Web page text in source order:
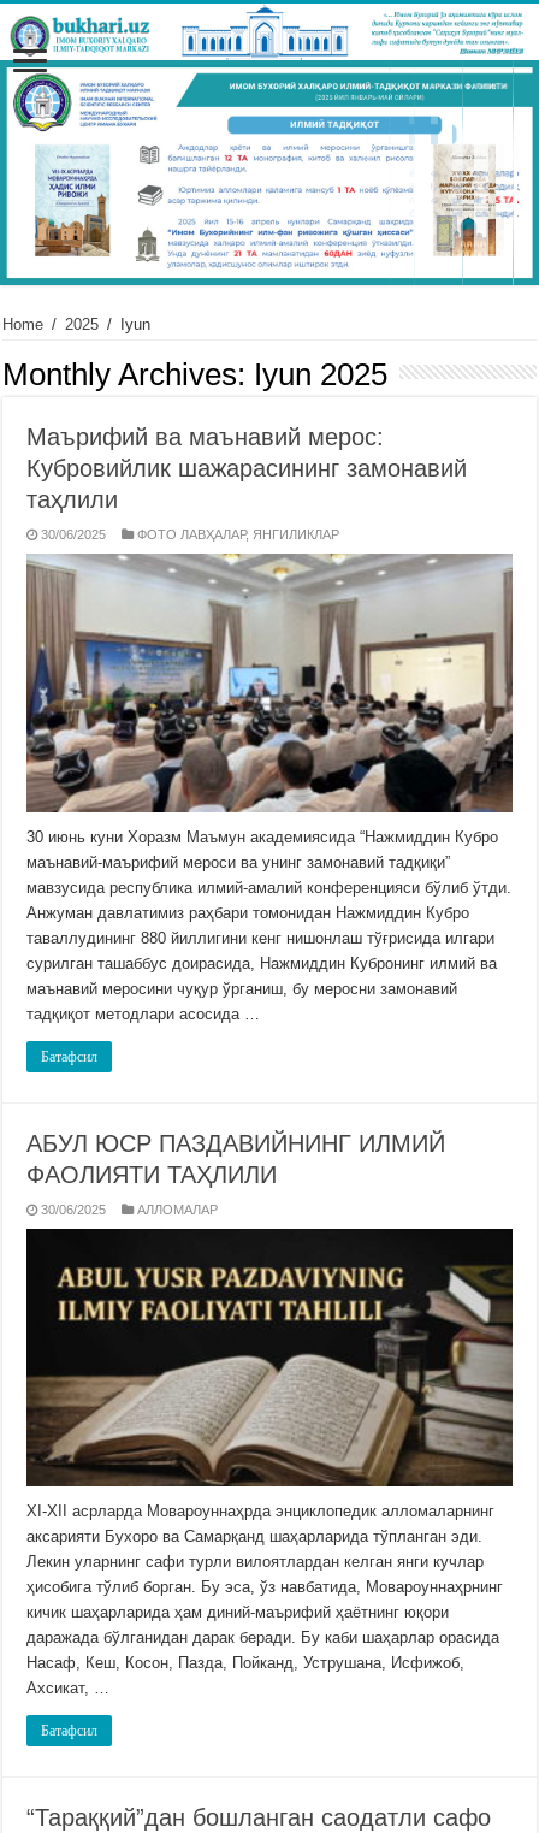
Home / 2025 / Iyun
Monthly Archives: Iyun 2025
Маърифий ва маънавий мерос:
Кубровийлик шажарасининг замонавий
таҳлили
30/06/2025 ФОТО ЛАВҲАЛАР, ЯНГИЛИКЛАР
30 июнь куни Хоразм Маъмун академиясида “Нажмиддин Кубро
маънавий-маърифий мероси ва унинг замонавий тадқиқи”
мавзусида республика илмий-амалий конференцияси бўлиб ўтди.
Анжуман давлатимиз раҳбари томонидан Нажмиддин Кубро
таваллудининг 880 йиллигини кенг нишонлаш тўғрисида илгари
сурилган ташаббус доирасида, Нажмиддин Кубронинг илмий ва
маънавий меросини чуқур ўрганиш, бу меросни замонавий
тадқиқот методлари асосида …
Батафсил
АБУЛ ЮСР ПАЗДАВИЙНИНГ ИЛМИЙ
ФАОЛИЯТИ ТАҲЛИЛИ
30/06/2025 АЛЛОМАЛАР
XI-XII асрларда Мовароуннаҳрда энциклопедик алломаларнинг
аксарияти Бухоро ва Самарқанд шаҳарларида тўпланган эди.
Лекин уларнинг сафи турли вилоятлардан келган янги кучлар
ҳисобига тўлиб борган. Бу эса, ўз навбатида, Мовароуннаҳрнинг
кичик шаҳарларида ҳам диний-маърифий ҳаётнинг юқори
даражада бўлганидан дарак беради. Бу каби шаҳарлар орасида
Насаф, Кеш, Косон, Пазда, Пойканд, Уструшана, Исфижоб,
Ахсикат, …
Батафсил
“Тараққий”дан бошланган саодатли сафо